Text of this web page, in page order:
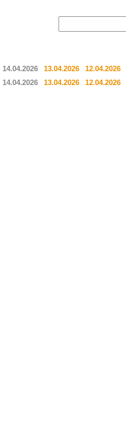
14.04.2026 13.04.2026 12.04.2026
14.04.2026 13.04.2026 12.04.2026